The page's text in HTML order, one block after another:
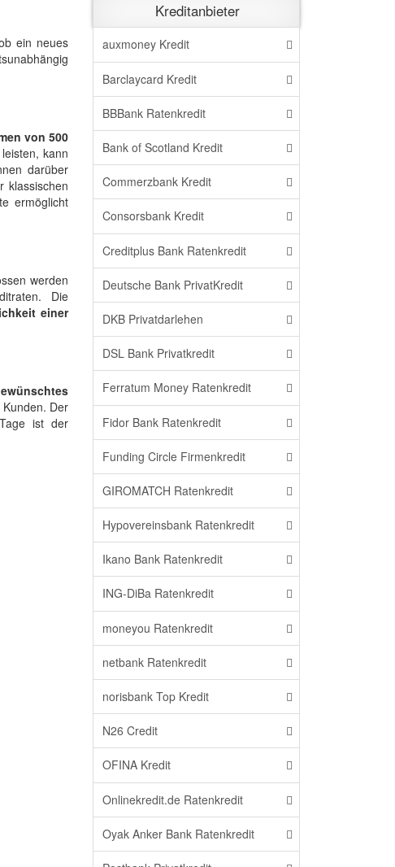
ein neues
von 500
kann
darüber
klassischen
ermöglicht
werden
Die
einer
Der
ist der
Kreditanbieter
auxmoney Kredit
Barclaycard Kredit
BBBank Ratenkredit
Bank of Scotland Kredit
Commerzbank Kredit
Consorsbank Kredit
Creditplus Bank Ratenkredit
Deutsche Bank PrivatKredit
DKB Privatdarlehen
DSL Bank Privatkredit
Ferratum Money Ratenkredit
Fidor Bank Ratenkredit
Funding Circle Firmenkredit
GIROMATCH Ratenkredit
Hypovereinsbank Ratenkredit
Ikano Bank Ratenkredit
ING-DiBa Ratenkredit
moneyou Ratenkredit
netbank Ratenkredit
norisbank Top Kredit
N26 Credit
OFINA Kredit
Onlinekredit.de Ratenkredit
Oyak Anker Bank Ratenkredit